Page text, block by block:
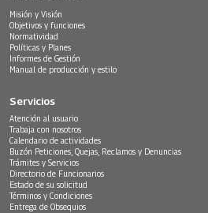
Misión y Visión
Objetivos y funciones
Normatividad
Políticas y Planes
Informes de Gestión
Manual de producción y estilo
Servicios
Atención al usuario
Trabaja con nosotros
Calendario de actividades
Buzón Peticiones, Quejas, Reclamos y Denuncias
Trámites y Servicios
Directorio de Funcionarios
Estado de su solicitud
Términos y Condiciones
Entrega de Obsequios